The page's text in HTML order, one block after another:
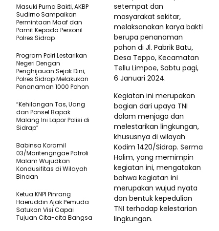
setempat dan
masyarakat sekitar,
melaksanakan karya bakti
berupa penanaman
pohon di Jl. Pabrik Batu,
Desa Teppo, Kecamatan
Tellu Limpoe, Sabtu pagi,
6 Januari 2024.
Kegiatan ini merupakan
bagian dari upaya TNI
dalam menjaga dan
melestarikan lingkungan,
khususnya di wilayah
Kodim 1420/Sidrap. Serma
Halim, yang memimpin
kegiatan ini, mengatakan
bahwa kegiatan ini
merupakan wujud nyata
dan bentuk kepedulian
TNI terhadap kelestarian
lingkungan.
Masuki Purna Bakti, AKBP
Sudirno Sampaikan
Permintaan Maaf dan
Pamit Kepada Personil
Polres Sidrap
Program Polri Lestarikan
Negeri Dengan
Penghijauan Sejak Dini,
Polres Sidrap Melakukan
Penanaman 1000 Pohon
“Kehilangan Tas, Uang
dan Ponsel Bapak
Malang Ini Lapor Polisi di
Sidrap”
Babinsa Koramil
03/Maritengngae Patroli
Malam Wujudkan
Kondusifitas di Wilayah
Binaan
Ketua KNPI Pinrang
Haeruddin Ajak Pemuda
Satukan Visi Capai
Tujuan Cita-cita Bangsa